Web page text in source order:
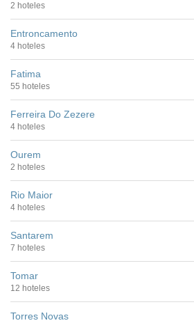
2 hoteles
Entroncamento
4 hoteles
Fatima
55 hoteles
Ferreira Do Zezere
4 hoteles
Ourem
2 hoteles
Rio Maior
4 hoteles
Santarem
7 hoteles
Tomar
12 hoteles
Torres Novas